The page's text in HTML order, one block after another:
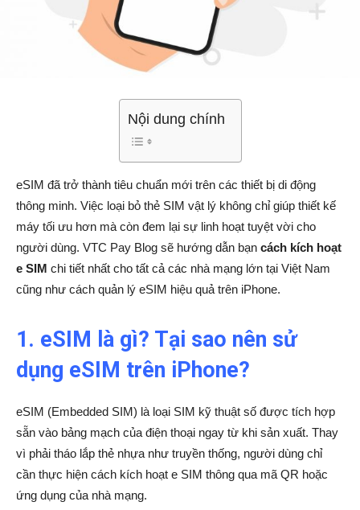
Nội dung chính
eSIM đã trở thành tiêu chuẩn mới trên các thiết bị di động
thông minh. Việc loại bỏ thẻ SIM vật lý không chỉ giúp thiết kế
máy tối ưu hơn mà còn đem lại sự linh hoạt tuyệt vời cho
người dùng. VTC Pay Blog sẽ hướng dẫn bạn cách kích hoạt
e SIM chi tiết nhất cho tất cả các nhà mạng lớn tại Việt Nam
cũng như cách quản lý eSIM hiệu quả trên iPhone.
1. eSIM là gì? Tại sao nên sử
dụng eSIM trên iPhone?
eSIM (Embedded SIM) là loại SIM kỹ thuật số được tích hợp
sẵn vào bảng mạch của điện thoại ngay từ khi sản xuất. Thay
vì phải tháo lắp thẻ nhựa như truyền thống, người dùng chỉ
cần thực hiện cách kích hoạt e SIM thông qua mã QR hoặc
ứng dụng của nhà mạng.